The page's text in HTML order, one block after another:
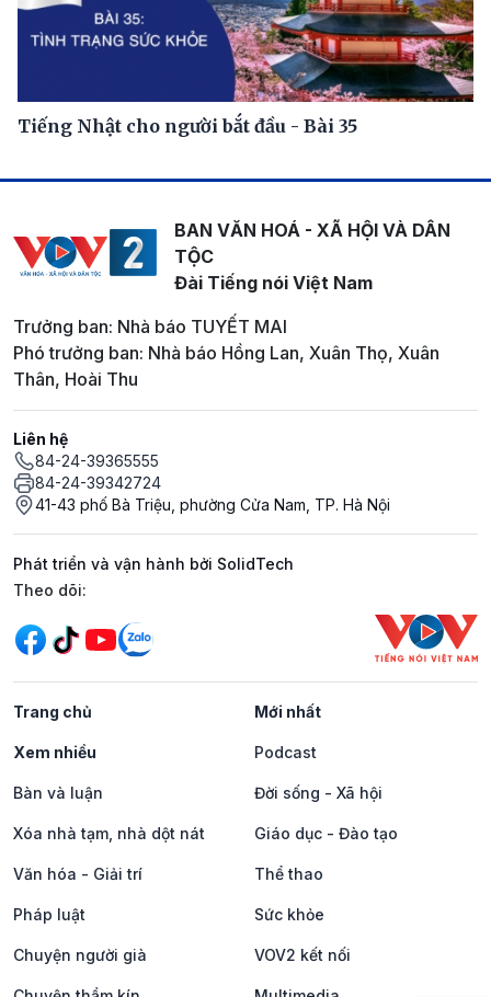
Tiếng Nhật cho người bắt đầu - Bài 35
BAN VĂN HOÁ - XÃ HỘI VÀ DÂN
TỘC
Đài Tiếng nói Việt Nam
Trưởng ban: Nhà báo TUYẾT MAI
Phó trưởng ban: Nhà báo Hồng Lan, Xuân Thọ, Xuân
Thân, Hoài Thu
Liên hệ
84-24-39365555
84-24-39342724
41-43 phố Bà Triệu, phường Cửa Nam, TP. Hà Nội
Phát triển và vận hành bởi SolidTech
Mạng xã hội
Theo dõi:
Trang chủ Mới nhất
Xem nhiều Podcast
Bàn và luận Đời sống - Xã hội
Xóa nhà tạm, nhà dột nát Giáo dục - Đào tạo
Văn hóa - Giải trí Thể thao
Pháp luật Sức khỏe
Chuyện người già VOV2 kết nối